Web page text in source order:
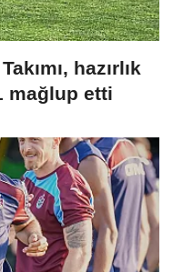
hazırlık
mağlup etti